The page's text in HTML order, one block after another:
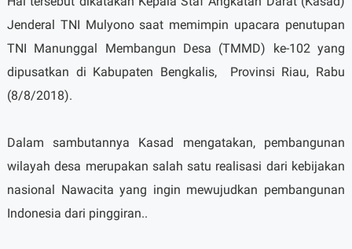
Jenderal TNI Mulyono saat memimpin upacara penutupan
TNI Manunggal Membangun Desa (TMMD) ke-102 yang
dipusatkan di Kabupaten Bengkalis,
Provinsi Riau, Rabu
(8/8/2018).
Dalam sambutannya Kasad mengatakan, pembangunan
wilayah desa merupakan salah satu realisasi dari kebijakan
nasional Nawacita yang ingin mewujudkan pembangunan
Indonesia dari pinggiran..